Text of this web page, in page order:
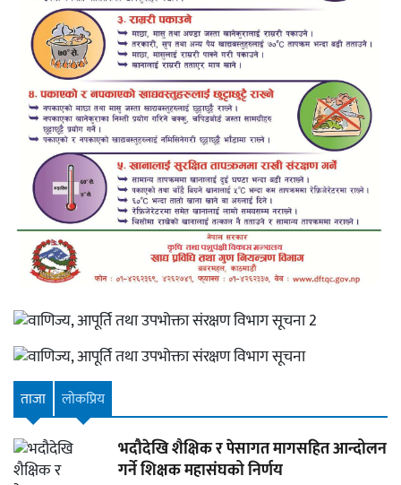
ताजा लाेकप्रिय
भदौदेखि शैक्षिक र पेसागत मागसहित आन्दोलन
गर्ने शिक्षक महासंघको निर्णय